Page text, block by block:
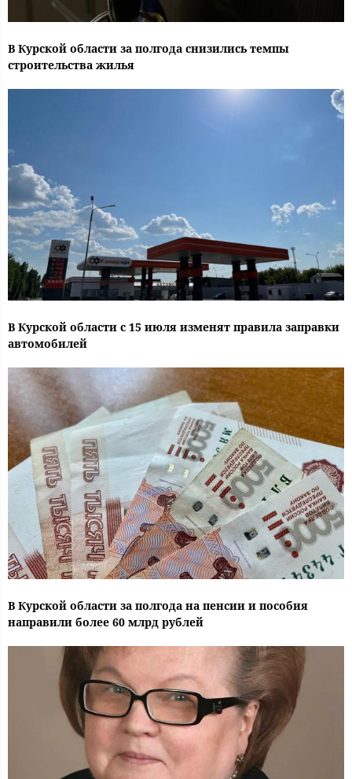
В Курской области за полгода снизились темпы
строительства жилья
В Курской области с 15 июля изменят правила заправки
автомобилей
В Курской области за полгода на пенсии и пособия
направили более 60 млрд рублей